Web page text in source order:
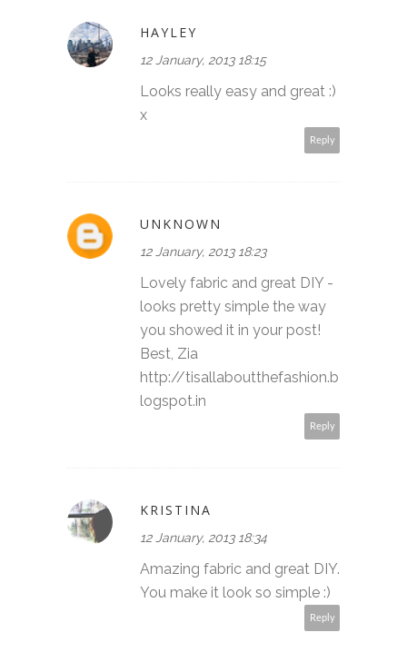
HAYLEY
12 January, 2013 18:15
Looks really easy and great :)
x
Reply
UNKNOWN
12 January, 2013 18:23
Lovely fabric and great DIY -
looks pretty simple the way
you showed it in your post!
Best, Zia
http://tisallaboutthefashion.b
logspot.in
Reply
KRISTINA
12 January, 2013 18:34
Amazing fabric and great DIY.
You make it look so simple :)
Reply